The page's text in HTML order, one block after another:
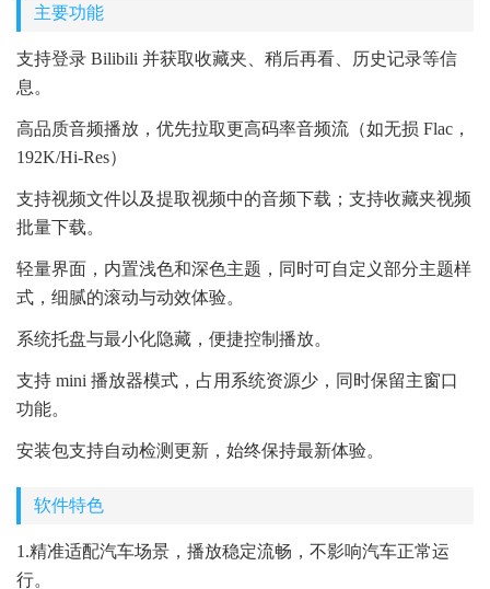
主要功能
支持登录 Bilibili 并获取收藏夹、稍后再看、历史记录等信
息。
高品质音频播放，优先拉取更高码率音频流（如无损 Flac，
192K/Hi-Res）
支持视频文件以及提取视频中的音频下载；支持收藏夹视频
批量下载。
轻量界面，内置浅色和深色主题，同时可自定义部分主题样
式，细腻的滚动与动效体验。
系统托盘与最小化隐藏，便捷控制播放。
支持 mini 播放器模式，占用系统资源少，同时保留主窗口
功能。
安装包支持自动检测更新，始终保持最新体验。
软件特色
1.精准适配汽车场景，播放稳定流畅，不影响汽车正常运
行。